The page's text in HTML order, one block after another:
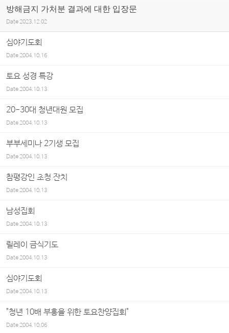
방해금지 가처분 결과에 대한 입장문
Date 2023.12.02
심야기도회
Date2004.10.16
토요 성경 특강
Date2004.10.13
20-30대 청년대원 모집
Date2004.10.13
부부세미나 2기생 모집
Date2004.10.13
참평강인 초청 잔치
Date2004.10.13
남성집회
Date2004.10.13
릴레이 금식기도
Date2004.10.13
심야기도회
Date2004.10.13
"청년 10배 부흥을 위한 토요찬양집회"
Date2004.10.06